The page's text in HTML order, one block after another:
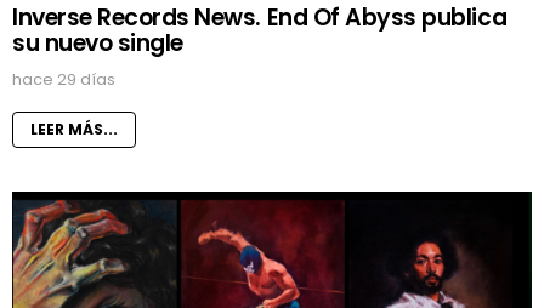
Inverse Records News. End Of Abyss publica
su nuevo single
hace 29 días
LEER MÁS...